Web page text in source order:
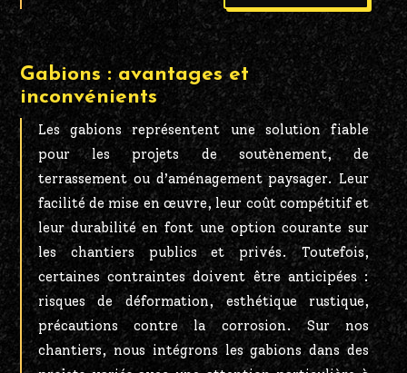
Gabions : avantages et
inconvénients
Les gabions représentent une solution fiable
pour les projets de soutènement, de
terrassement ou d’aménagement paysager. Leur
facilité de mise en œuvre, leur coût compétitif et
leur durabilité en font une option courante sur
les chantiers publics et privés. Toutefois,
certaines contraintes doivent être anticipées :
risques de déformation, esthétique rustique,
précautions contre la corrosion. Sur nos
chantiers, nous intégrons les gabions dans des